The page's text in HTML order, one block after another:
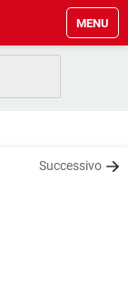
MENU
Successivo